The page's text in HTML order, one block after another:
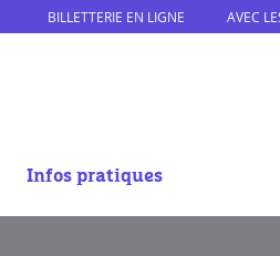
BILLETTERIE EN LIGNE AVEC
Infos pratiques